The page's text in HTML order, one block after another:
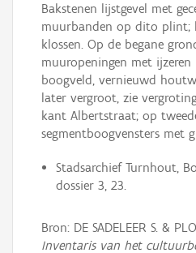
Bakstenen lijstgevel met
muurbanden op dito plint;
klossen. Op de begane
muuropeningen met
boogveld, vernieuwd
later vergroot, zie
kant Albertstraat; op
segmentboogvensters met
Stadsarchief Turnhout,
dossier 3, 23.
Bron: DE SADELEER S. &
Inventaris van het